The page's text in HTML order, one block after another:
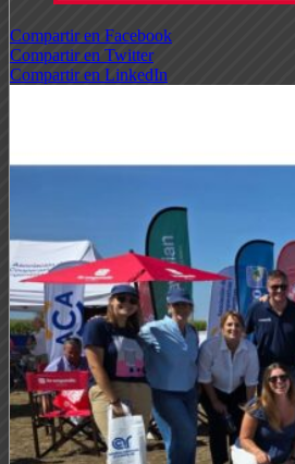
Compartir en Facebook
Compartir en Twitter
Compartir en LinkedIn